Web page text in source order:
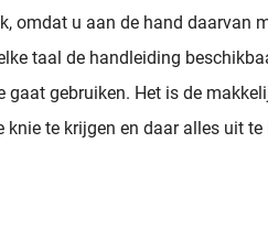
omdat u aan de hand daarvan
taal de handleiding
gebruiken. Het is de
te krijgen en daar alles uit te